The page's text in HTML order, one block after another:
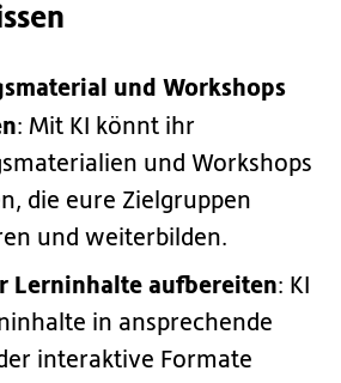
und Workshops
: Mit KI könnt ihr
und Workshops
die eure Zielgruppen
und weiterbilden.
Lerninhalte aufbereiten: KI
in ansprechende
interaktive Formate